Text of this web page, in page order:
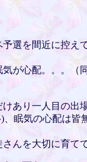
選を間近に控
が心配。。。
あり一人目の
眠気の心配は
んを大切に育て